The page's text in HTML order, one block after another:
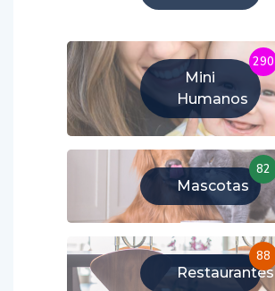
Mini
Humanos
290
Mascotas
82
Restaurantes
88